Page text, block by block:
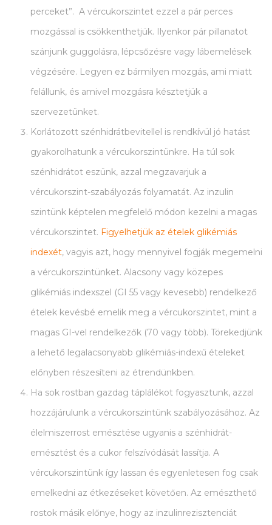
perceket”. A vércukorszintet ezzel a pár perces
mozgással is csökkenthetjük. Ilyenkor pár pillanatot
szánjunk guggolásra, lépcsőzésre vagy lábemelések
végzésére. Legyen ez bármilyen mozgás, ami miatt
felállunk, és amivel mozgásra késztetjük a
szervezetünket.
Korlátozott szénhidrátbevitellel is rendkívül jó hatást
gyakorolhatunk a vércukorszintünkre. Ha túl sok
szénhidrátot eszünk, azzal megzavarjuk a
vércukorszint-szabályozás folyamatát. Az inzulin
szintünk képtelen megfelelő módon kezelni a magas
vércukorszintet. Figyelhetjük az ételek glikémiás
indexét, vagyis azt, hogy mennyivel fogják megemelni
a vércukorszintünket. Alacsony vagy közepes
glikémiás indexszel (GI 55 vagy kevesebb) rendelkező
ételek kevésbé emelik meg a vércukorszintet, mint a
magas GI-vel rendelkezők (70 vagy több). Törekedjünk
a lehető legalacsonyabb glikémiás-indexű ételeket
előnyben részesíteni az étrendünkben.
Ha sok rostban gazdag táplálékot fogyasztunk, azzal
hozzájárulunk a vércukorszintünk szabályozásához. Az
élelmiszerrost emésztése ugyanis a szénhidrát-
emésztést és a cukor felszívódását lassítja. A
vércukorszintünk így lassan és egyenletesen fog csak
emelkedni az étkezéseket követően. Az emészthető
rostok másik előnye, hogy az inzulinrezisztenciát